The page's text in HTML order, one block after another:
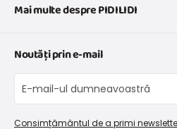
Transport și plată
Retururi și reclamații
Schimb sau returnare gratuită
Procedura de reclamații
Condiții de promovare și coduri
Mai multe despre PIDILIDI
Despre noi
Blog
Program de afiliere
Noutăți prin e-mail
Consimțământul de a primi